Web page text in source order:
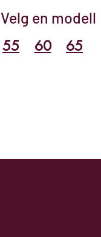
Velg en modell
55
60 65